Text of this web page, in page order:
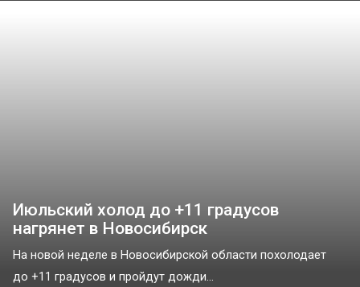
Июльский холод до +11 градусов
нагрянет в Новосибирск
На новой неделе в Новосибирской области похолодает
до +11 градусов и пройдут дожди...